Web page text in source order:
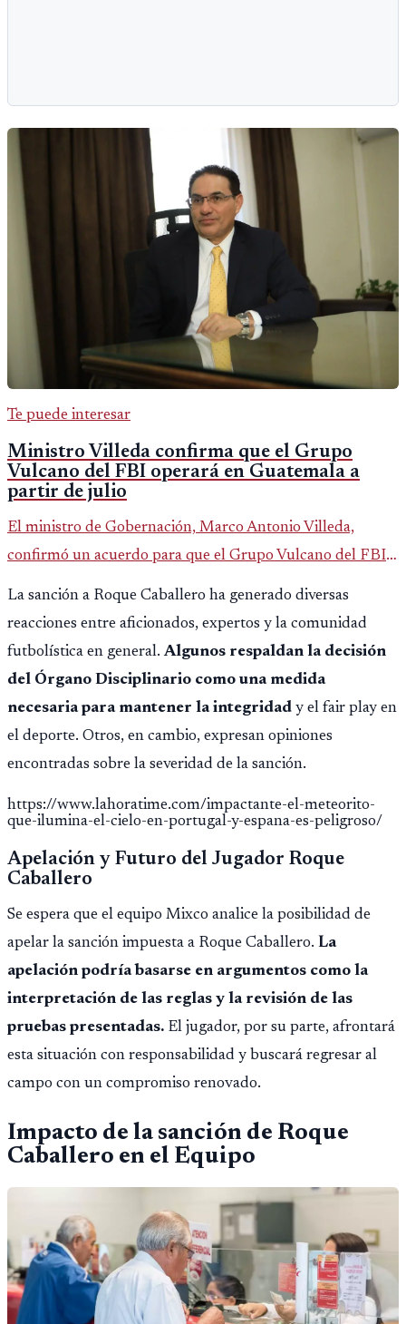
Te puede interesar
Ministro Villeda confirma que el Grupo
Vulcano del FBI operará en Guatemala a
partir de julio
El ministro de Gobernación, Marco Antonio Villeda,
confirmó un acuerdo para que el Grupo Vulcano del FBI
opere en Guatemala a partir de julio, tras un intento
fallido con la administración anterior del Ministerio
Público.
La sanción a Roque Caballero ha generado diversas
reacciones entre aficionados, expertos y la comunidad
futbolística en general.Algunos respaldan la decisión
del Órgano Disciplinario como una medida
necesaria para mantener la integridad y el fair play en
el deporte. Otros, en cambio, expresan opiniones
encontradas sobre la severidad de la sanción.
https://www.lahoratime.com/impactante-el-meteorito-
que-ilumina-el-cielo-en-portugal-y-espana-es-peligroso/
Apelación y Futuro del Jugador Roque
Caballero
Se espera que el equipo Mixco analice la posibilidad de
apelar la sanción impuesta a Roque Caballero. La
apelación podría basarse en argumentos como la
interpretación de las reglas y la revisión de las
pruebas presentadas. El jugador, por su parte, afrontará
esta situación con responsabilidad y buscará regresar al
campo con un compromiso renovado.
Impacto de la sanción de Roque
Caballero en el Equipo